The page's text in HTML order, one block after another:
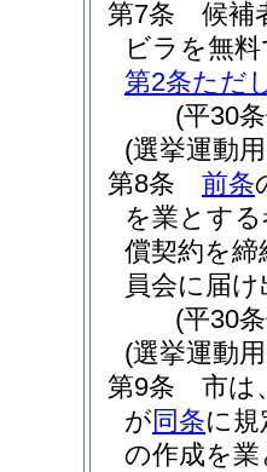
第7条
候補
ビラを無
第2条ただ
(平30
(選挙運動
第8条
前条
を業とす
償契約を
員会に届
(平30
(選挙運動
第9条
市は
が同条に
の作成を